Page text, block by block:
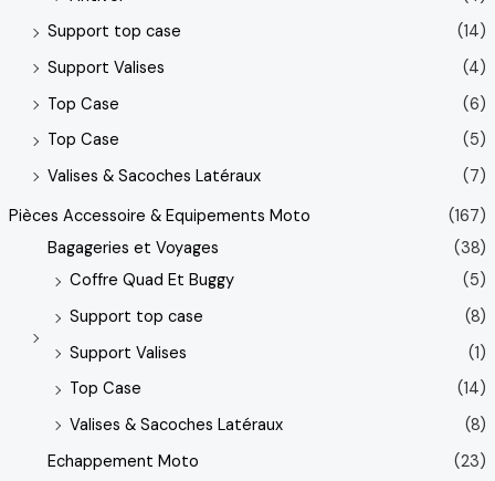
Support top case
(14)
Support Valises
(4)
Top Case
(6)
Top Case
(5)
Valises & Sacoches Latéraux
(7)
Pièces Accessoire & Equipements Moto
(167)
Bagageries et Voyages
(38)
Coffre Quad Et Buggy
(5)
Support top case
(8)
Support Valises
(1)
Top Case
(14)
Valises & Sacoches Latéraux
(8)
Echappement Moto
(23)